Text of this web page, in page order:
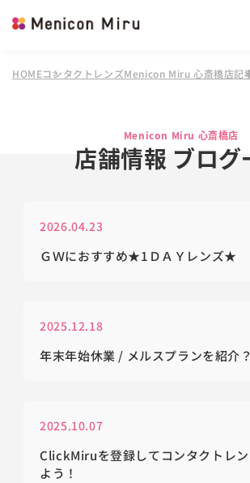
HOMEコンタクトレンズMenicon Miru 心斎橋店記
Menicon Miru 心斎橋店
店舗情報 ブログ
2026.04.23
ＧＷにおすすめ★1ＤＡＹレンズ★
2025.12.18
年末年始休業 / メルスプランを紹介
2025.10.07
ClickMiruを登録してコンタクトレ
よう！